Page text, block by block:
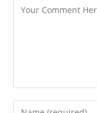
Comment
Enter